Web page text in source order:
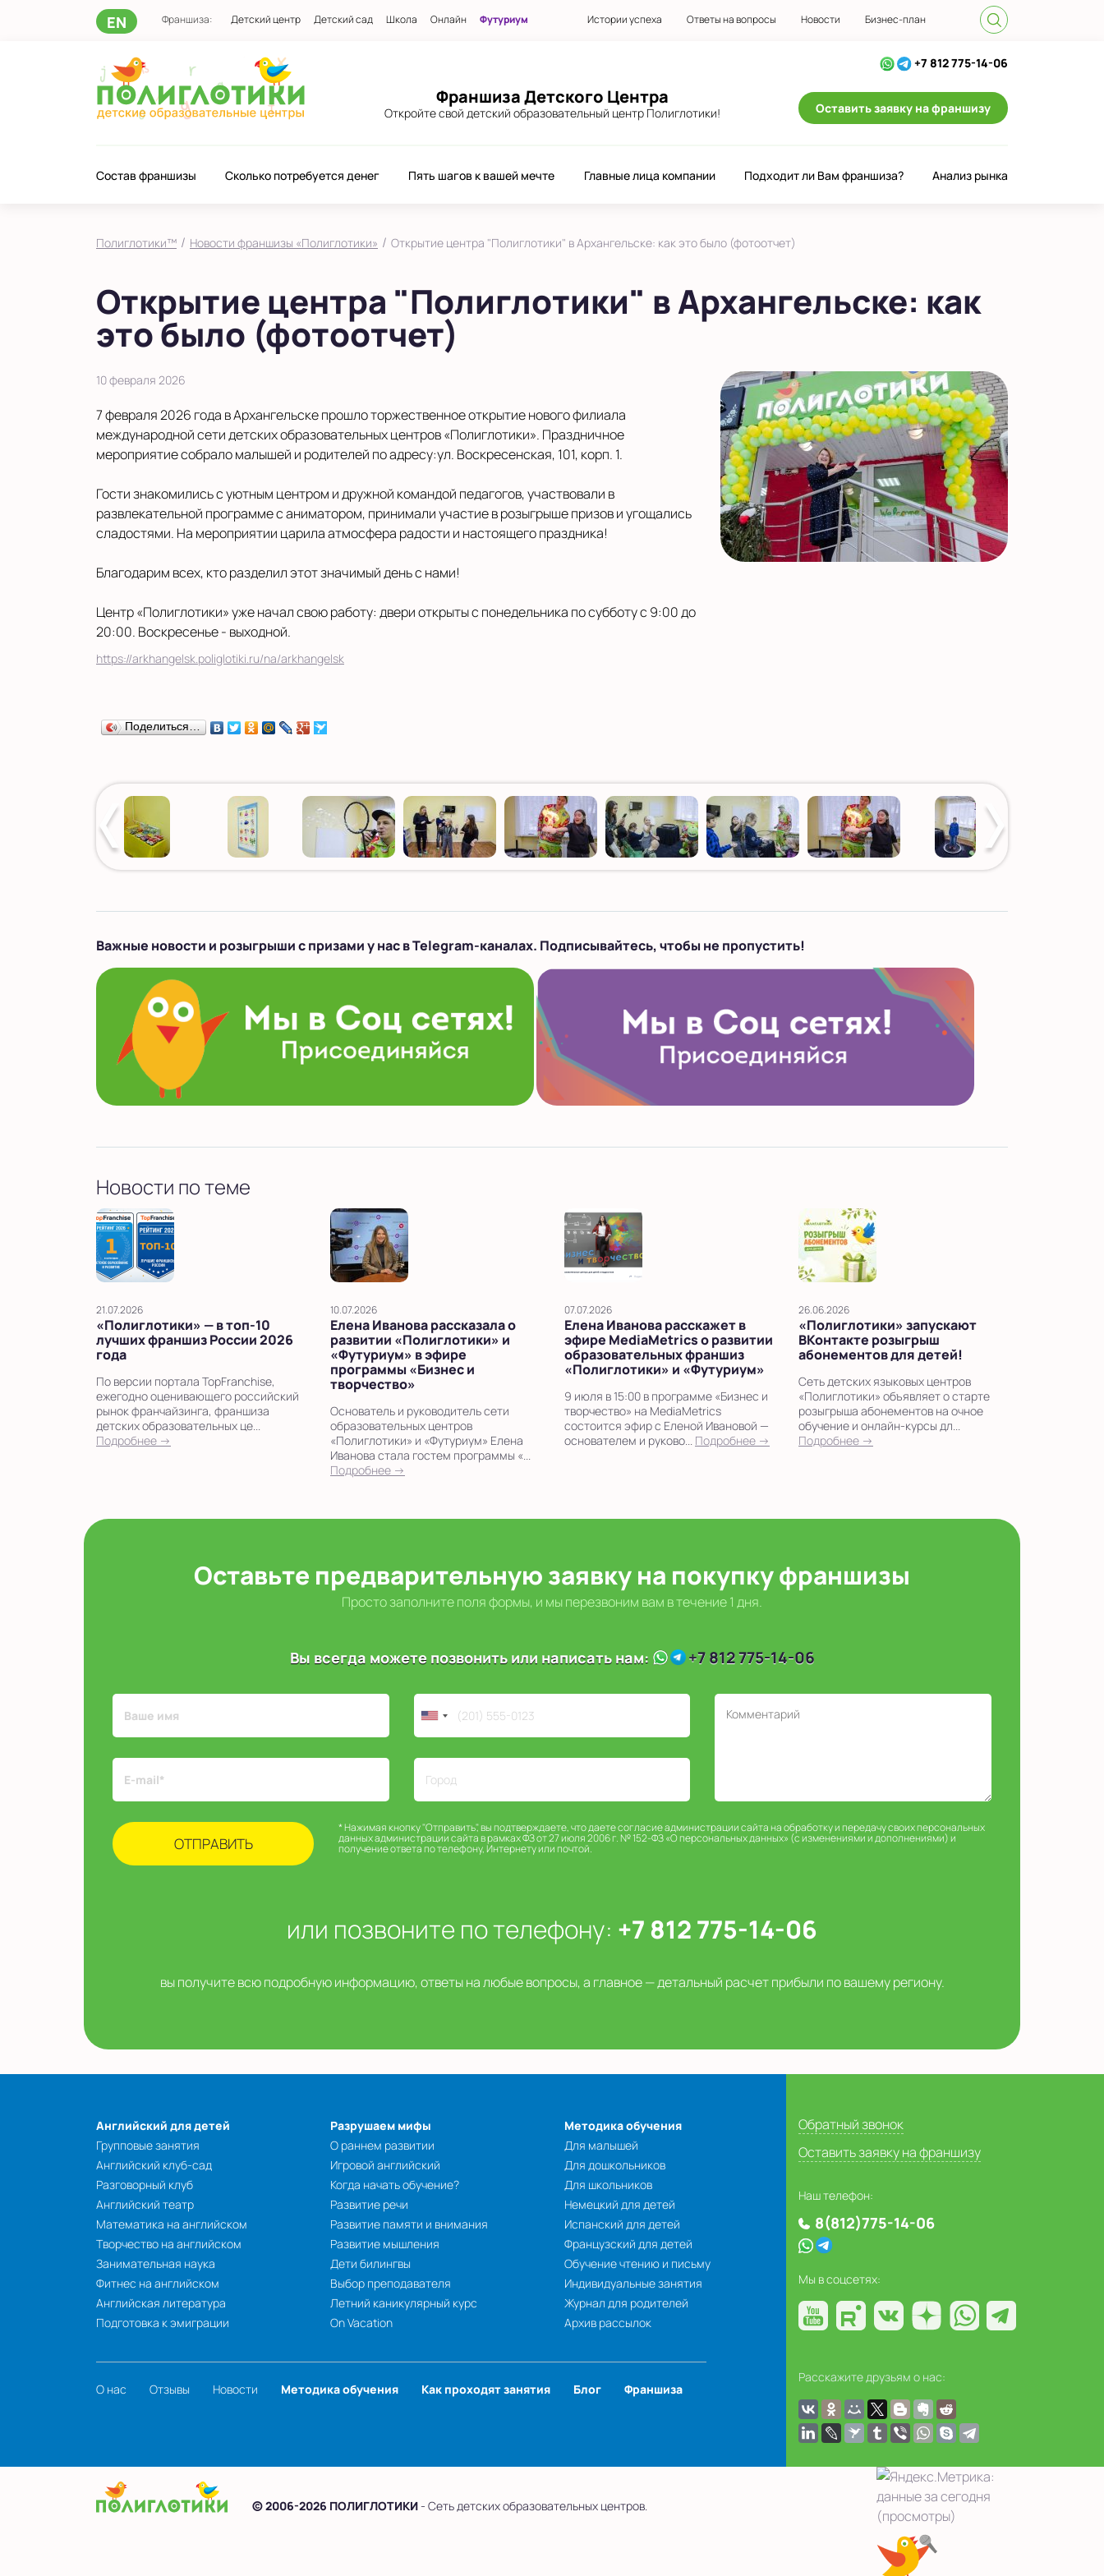
EN Франшиза: Детский центр Детский сад Школа Онлайн Футуриум Истории успеха Ответы на вопросы Новости Бизнес-план
Франшиза Детского Центра
Откройте свой детский образовательный центр Полиглотики!
+7 812 775-14-06
Оставить заявку на франшизу
Состав франшизы Сколько потребуется денег Пять шагов к вашей мечте Главные лица компании Подходит ли Вам франшиза? Анализ рынка
Полиглотики™ / Новости франшизы «Полиглотики» / Открытие центра "Полиглотики" в Архангельске: как это было (фотоотчет)
Открытие центра "Полиглотики" в Архангельске: как
это было (фотоотчет)
10 февраля 2026
7 февраля 2026 года в Архангельске прошло торжественное открытие нового филиала
международной сети детских образовательных центров «Полиглотики». Праздничное
мероприятие собрало малышей и родителей по адресу:ул. Воскресенская, 101, корп. 1.
Гости знакомились с уютным центром и дружной командой педагогов, участвовали в
развлекательной программе с аниматором, принимали участие в розыгрыше призов и угощались
сладостями. На мероприятии царила атмосфера радости и настоящего праздника!
Благодарим всех, кто разделил этот значимый день с нами!
Центр «Полиглотики» уже начал свою работу: двери открыты с понедельника по субботу с 9:00 до
20:00. Воскресенье - выходной.
https://arkhangelsk.poliglotiki.ru/na/arkhangelsk
Поделиться…
Важные новости и розыгрыши с призами у нас в Telegram-каналах. Подписывайтесь, чтобы не пропустить!
Новости по теме
21.07.2026
«Полиглотики» — в топ‑10
лучших франшиз России 2026
года
По версии портала TopFranchise,
ежегодно оценивающего российский
рынок франчайзинга, франшиза
детских образовательных це...
Подробнее →
10.07.2026
Елена Иванова рассказала о
развитии «Полиглотики» и
«Футуриум» в эфире
программы «Бизнес и
творчество»
Основатель и руководитель сети
образовательных центров
«Полиглотики» и «Футуриум» Елена
Иванова стала гостем программы «...
Подробнее →
07.07.2026
Елена Иванова расскажет в
эфире MediaMetrics о развитии
образовательных франшиз
«Полиглотики» и «Футуриум»
9 июля в 15:00 в программе «Бизнес и
творчество» на MediaMetrics
состоится эфир с Еленой Ивановой —
основателем и руково... Подробнее →
26.06.2026
«Полиглотики» запускают
ВКонтакте розыгрыш
абонементов для детей!
Сеть детских языковых центров
«Полиглотики» объявляет о старте
розыгрыша абонементов на очное
обучение и онлайн-курсы дл...
Подробнее →
Оставьте предварительную заявку на покупку франшизы
Просто заполните поля формы, и мы перезвоним вам в течение 1 дня.
Вы всегда можете позвонить или написать нам: +7 812 775-14-06
* Нажимая кнопку "Отправить", вы подтверждаете, что даете согласие администрации сайта на обработку и передачу своих персональных
данных администрации сайта в рамках ФЗ от 27 июля 2006 г. № 152-ФЗ «О персональных данных» (с изменениями и дополнениями) и
получение ответа по телефону, Интернету или почтой.
или позвоните по телефону: +7 812 775-14-06
вы получите всю подробную информацию, ответы на любые вопросы, а главное — детальный расчет прибыли по вашему региону.
Английский для детей
Групповые занятия
Английский клуб-сад
Разговорный клуб
Английский театр
Математика на английском
Творчество на английском
Занимательная наука
Фитнес на английском
Английская литература
Подготовка к эмиграции
Разрушаем мифы
О раннем развитии
Игровой английский
Когда начать обучение?
Развитие речи
Развитие памяти и внимания
Развитие мышления
Дети билингвы
Выбор преподавателя
Летний каникулярный курс
On Vacation
Методика обучения
Для малышей
Для дошкольников
Для школьников
Немецкий для детей
Испанский для детей
Французский для детей
Обучение чтению и письму
Индивидуальные занятия
Журнал для родителей
Архив рассылок
О нас Отзывы Новости Методика обучения Как проходят занятия Блог Франшиза
Обратный звонок
Оставить заявку на франшизу
Наш телефон:
8(812)775-14-06
Мы в соцсетях:
Расскажите друзьям о нас:
© 2006-2026 ПОЛИГЛОТИКИ- Сеть детских образовательных центров.